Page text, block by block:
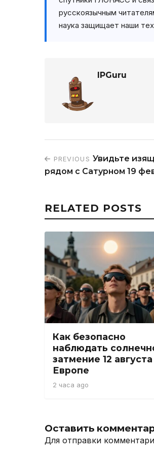
русскоязычным
наука защищает наши
IPGuru
PREVIOUS Увидьте
рядом с Сатурном 19
RELATED POSTS
Как безопасно
наблюдать
затмение 12 августа
Европе
2 часа ago
Оставить
Для отправки